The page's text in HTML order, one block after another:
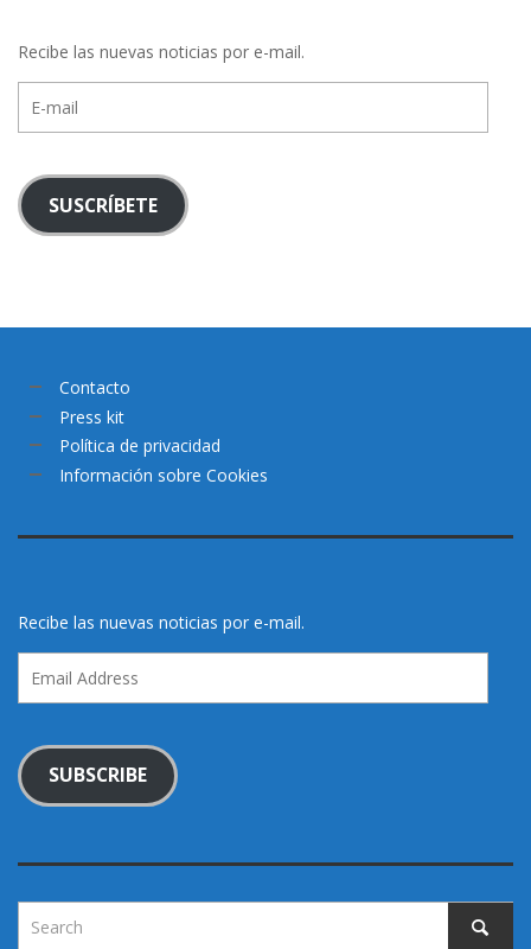
Recibe las nuevas noticias por e-mail.
mail
SUSCRÍBETE
Contacto
Press kit
Política de privacidad
Información sobre Cookies
Recibe las nuevas noticias por e-mail.
Address
SUBSCRIBE